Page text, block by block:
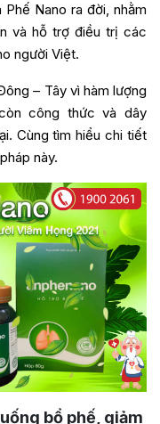
Nano ra đời, nhằm
và hỗ trợ điều trị các
người Việt.
– Tây vì hàm lượng
công thức và dây
Cùng tìm hiểu chi tiết
này.
bổ phế, giảm